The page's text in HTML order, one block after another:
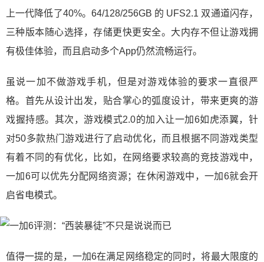
上一代降低了40%。64/128/256GB 的 UFS2.1 双通道闪存，
三种版本随心选择，存储更快更安全。大内存不但让游戏拥
有极佳体验，而且启动多个App仍然流畅运行。
虽说一加不做游戏手机，但是对游戏体验的要求一直很严
格。首先从设计出发，贴合掌心的弧度设计，带来更爽的游
戏握持感。其次，游戏模式2.0的加入让一加6如虎添翼，针
对50多款热门游戏进行了启动优化，而且根据不同游戏类型
有着不同的有优化，比如，在网络要求较高的竞技游戏中，
一加6可以优先分配网络资源；在休闲游戏中，一加6就会开
启省电模式。
值得一提的是，一加6在满足网络稳定的同时，将最大限度的